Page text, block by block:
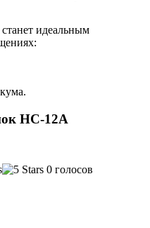
идеальным
НС-12А
0 голосов